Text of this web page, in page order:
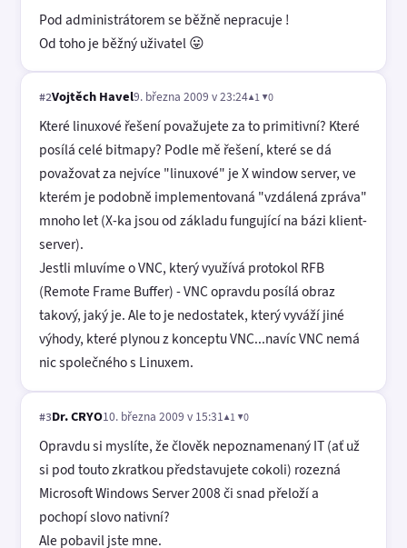
Pod administrátorem se běžně nepracuje !
Od toho je běžný uživatel 😛
#2Vojtěch Havel9. března 2009 v 23:24▲1 ▼0
Které linuxové řešení považujete za to primitivní? Které
posílá celé bitmapy? Podle mě řešení, které se dá
považovat za nejvíce "linuxové" je X window server, ve
kterém je podobně implementovaná "vzdálená zpráva"
mnoho let (X-ka jsou od základu fungující na bázi klient-
server).
Jestli mluvíme o VNC, který využívá protokol RFB
(Remote Frame Buffer) - VNC opravdu posílá obraz
takový, jaký je. Ale to je nedostatek, který vyváží jiné
výhody, které plynou z konceptu VNC...navíc VNC nemá
nic společného s Linuxem.
#3Dr. CRYO10. března 2009 v 15:31▲1 ▼0
Opravdu si myslíte, že člověk nepoznamenaný IT (ať už
si pod touto zkratkou představujete cokoli) rozezná
Microsoft Windows Server 2008 či snad přeloží a
pochopí slovo nativní?
Ale pobavil jste mne.